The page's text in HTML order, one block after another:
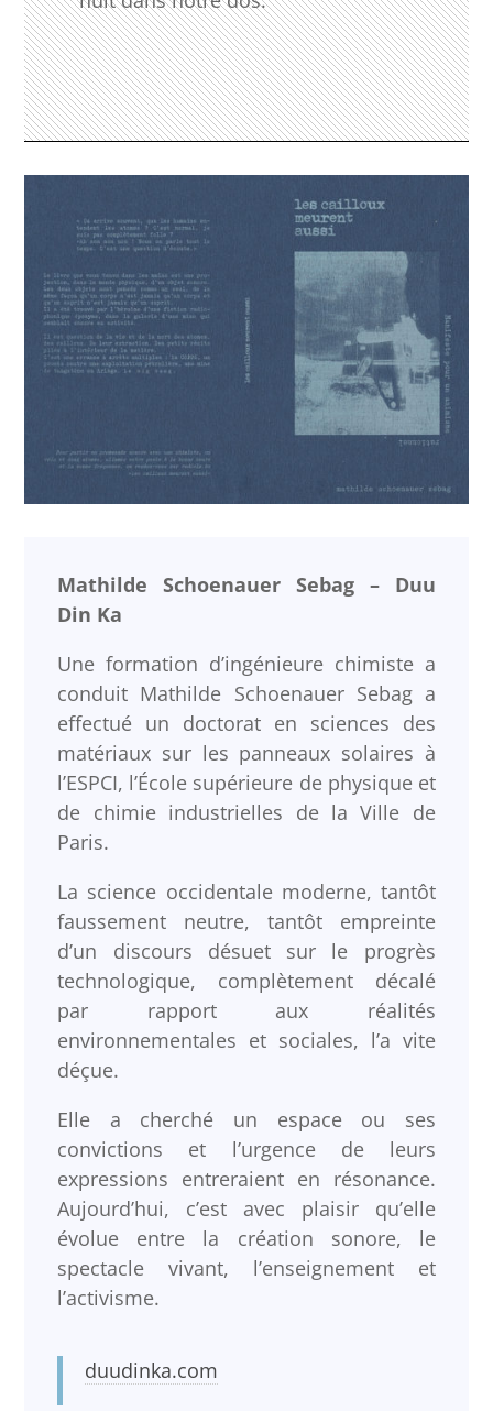
Mathilde Schoenauer Sebag – Duu
Din Ka
Une formation d’ingénieure chimiste a
conduit Mathilde Schoenauer Sebag a
effectué un doctorat en sciences des
matériaux sur les panneaux solaires à
l’ESPCI, l’École supérieure de physique et
de chimie industrielles de la Ville de
Paris.
La science occidentale moderne, tantôt
faussement neutre, tantôt empreinte
d’un discours désuet sur le progrès
technologique, complètement décalé
par rapport aux réalités
environnementales et sociales, l’a vite
déçue.
Elle a cherché un espace ou ses
convictions et l’urgence de leurs
expressions entreraient en résonance.
Aujourd’hui, c’est avec plaisir qu’elle
évolue entre la création sonore, le
spectacle vivant, l’enseignement et
l’activisme.
duudinka.com